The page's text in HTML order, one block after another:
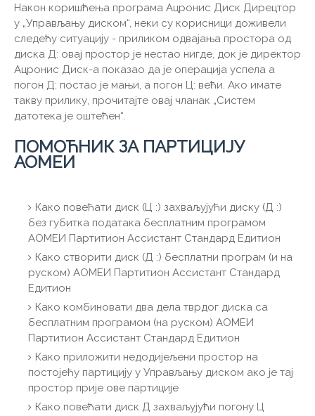
Након коришћења програма Ацронис Диск Дирецтор
у „Управљању диском“, неки су корисници доживели
следећу ситуацију - приликом одвајања простора од
диска Д: овај простор је нестао нигде, док је директор
Ацронис Диск-а показао да је операција успела а
погон Д: постао је мањи, а погон Ц: већи. Ако имате
такву прилику, прочитајте овај чланак „Систем
датотека је оштећен“.
ПОМОЋНИК ЗА ПАРТИЦИЈУ
АОМЕИ
Како повећати диск (Ц :) захваљујући диску (Д :)
без губитка података бесплатним програмом
АОМЕИ Партитион Ассистант Стандард Едитион
Како створити диск (Д :) бесплатни програм (и на
руском) АОМЕИ Партитион Ассистант Стандард
Едитион
Како комбиновати два дела тврдог диска са
бесплатним програмом (на руском) АОМЕИ
Партитион Ассистант Стандард Едитион
Како приложити недодијељени простор на
постојећу партицију у Управљању диском ако је тај
простор прије ове партиције
Како повећати диск Д захваљујући погону Ц